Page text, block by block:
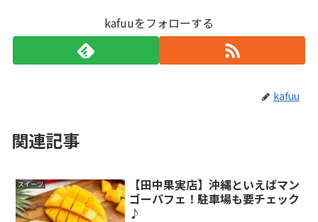
kafuuをフォローする
kafuu
関連記事
スイーツ
【田中果実店】沖縄といえばマン
ゴーパフェ！駐車場も要チェック
♪